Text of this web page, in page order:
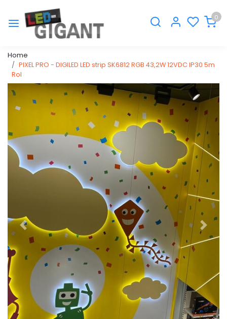
0
Home
PIXEL PRO - DIGILED LED strip SK6812 RGB 43,2W 12VDC IP30 5m
Rol
Vorige